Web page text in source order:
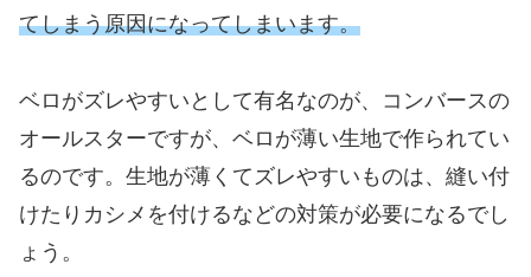
てしまう原因になってしまいます。
ベロがズレやすいとして有名なのが、コンバースの
オールスターですが、ベロが薄い生地で作られてい
るのです。生地が薄くてズレやすいものは、縫い付
けたりカシメを付けるなどの対策が必要になるでし
ょう。